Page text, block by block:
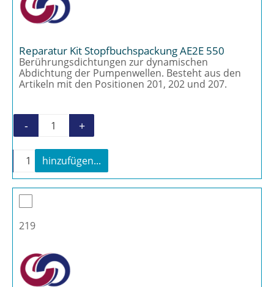
Reparatur Kit Stopfbuchspackung AE2E 550
Berührungsdichtungen zur dynamischen
Abdichtung der Pumpenwellen. Besteht aus den
Artikeln mit den Positionen 201, 202 und 207.
Reparatur Kit Stopfbuchspackung AE2E 550
- +
Reparatur Kit Stopfbuchspackung AE2E 550
+
hinzufügen...
219